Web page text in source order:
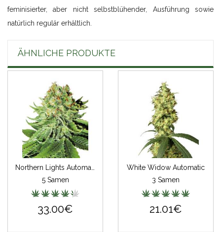
feminisierter, aber nicht selbstblühender, Ausführung sowie
natürlich regulär erhältlich.
ÄHNLICHE PRODUKTE
5 Samen
33.00€
White Widow Automatic
3 Samen
21.01€